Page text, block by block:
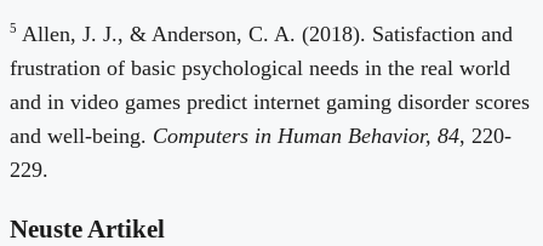
5 Allen, J. J., & Anderson, C. A. (2018). Satisfaction and
frustration of basic psychological needs in the real world
and in video games predict internet gaming disorder scores
and well-being. Computers in Human Behavior, 84, 220-
229.
Neuste Artikel